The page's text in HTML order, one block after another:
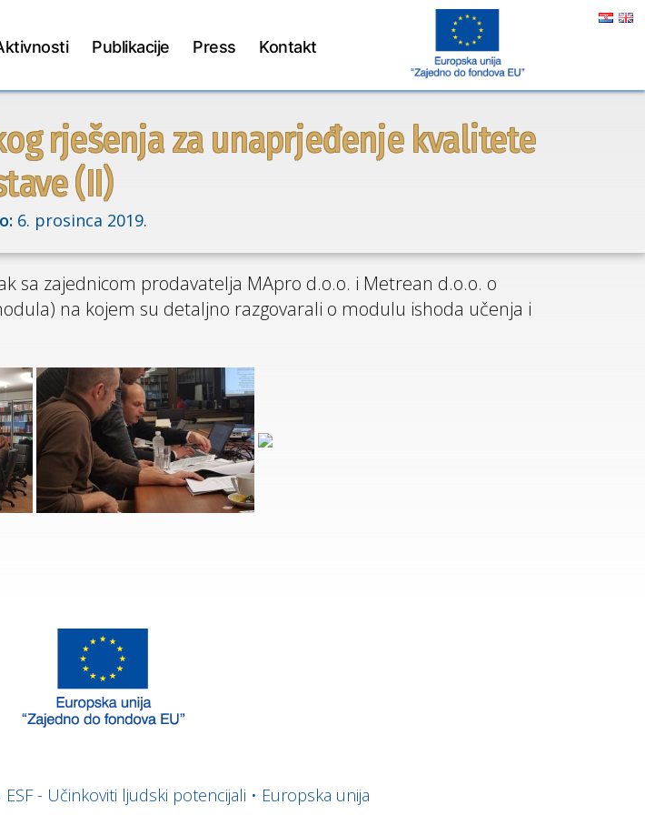
Publikacije Press Kontakt
rješenja za unaprjeđenje kvalitete
(II)
6. prosinca 2019.
sa zajednicom prodavatelja MApro d.o.o. i Metrean d.o.o. o
na kojem su detaljno razgovarali o modulu ishoda učenja i
ESF - Učinkoviti ljudski potencijali • Europska unija